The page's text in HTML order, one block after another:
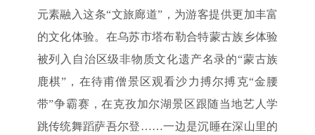
元素融入这条“文旅廊道”，为游客提供更加丰富
的文化体验。在乌苏市塔布勒合特蒙古族乡体验
被列入自治区级非物质文化遗产名录的“蒙古族
鹿棋”，在待甫僧景区观看沙力搏尔搏克“金腰
带”争霸赛，在克孜加尔湖景区跟随当地艺人学
跳传统舞蹈萨吾尔登……一边是沉睡在深山里的